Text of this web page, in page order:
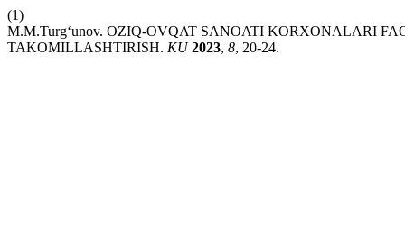
(1)
M.M.Turg‘unov. OZIQ-OVQAT SANOATI KORXONALARI
TAKOMILLASHTIRISH. KU 2023, 8, 20-24.